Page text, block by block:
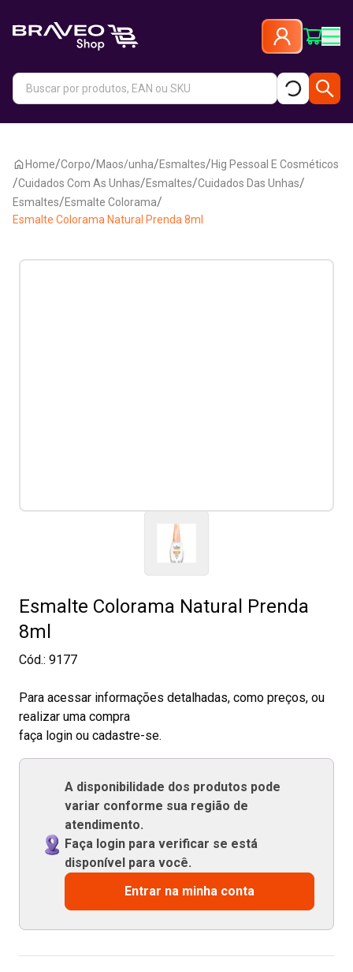
Home/Corpo/Maos/unha/Esmaltes/Hig Pessoal E Cosméticos
/Cuidados Com As Unhas/Esmaltes/Cuidados Das Unhas/
Esmaltes/Esmalte Colorama/
Esmalte Colorama Natural Prenda 8ml
Esmalte Colorama Natural Prenda
8ml
Cód.: 9177
Para acessar informações detalhadas, como preços, ou
realizar uma compra
faça login ou cadastre-se.
A disponibilidade dos produtos pode
variar conforme sua região de
atendimento.
Faça login para verificar se está
disponível para você.
Entrar na minha conta